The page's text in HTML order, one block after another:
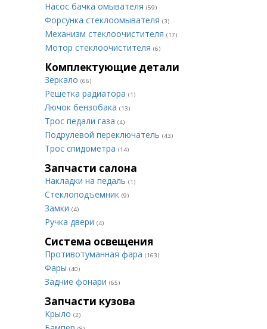
Насос бачка омывателя (59)
Форсунка стеклоомывателя (3)
Механизм стеклоочистителя (17)
Мотор стеклоочистителя (6)
Комплектующие детали
Зеркало (66)
Решетка радиатора (1)
Лючок бензобака (13)
Трос педали газа (4)
Подрулевой переключатель (43)
Трос спидометра (14)
Запчасти салона
Накладки на педаль (1)
Стеклоподъемник (9)
Замки (4)
Ручка двери (4)
Система освещения
Противотуманная фара (163)
Фары (40)
Задние фонари (65)
Запчасти кузова
Крыло (2)